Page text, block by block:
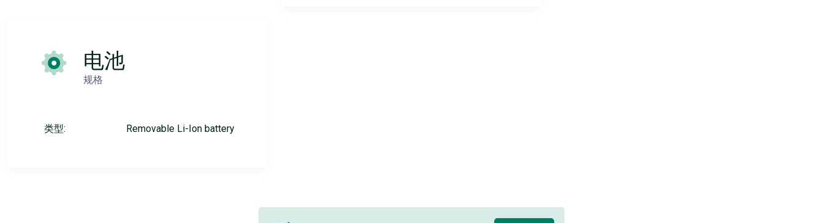
电池
规格
类型: Removable Li-Ion battery